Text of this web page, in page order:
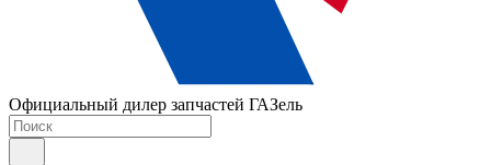
Официальный дилер запчастей ГАЗель